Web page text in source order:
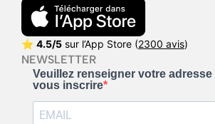
⭐ 4.5/5 sur l’App Store (2300 avis)
NEWSLETTER
Veuillez renseigner votre
vous inscrire